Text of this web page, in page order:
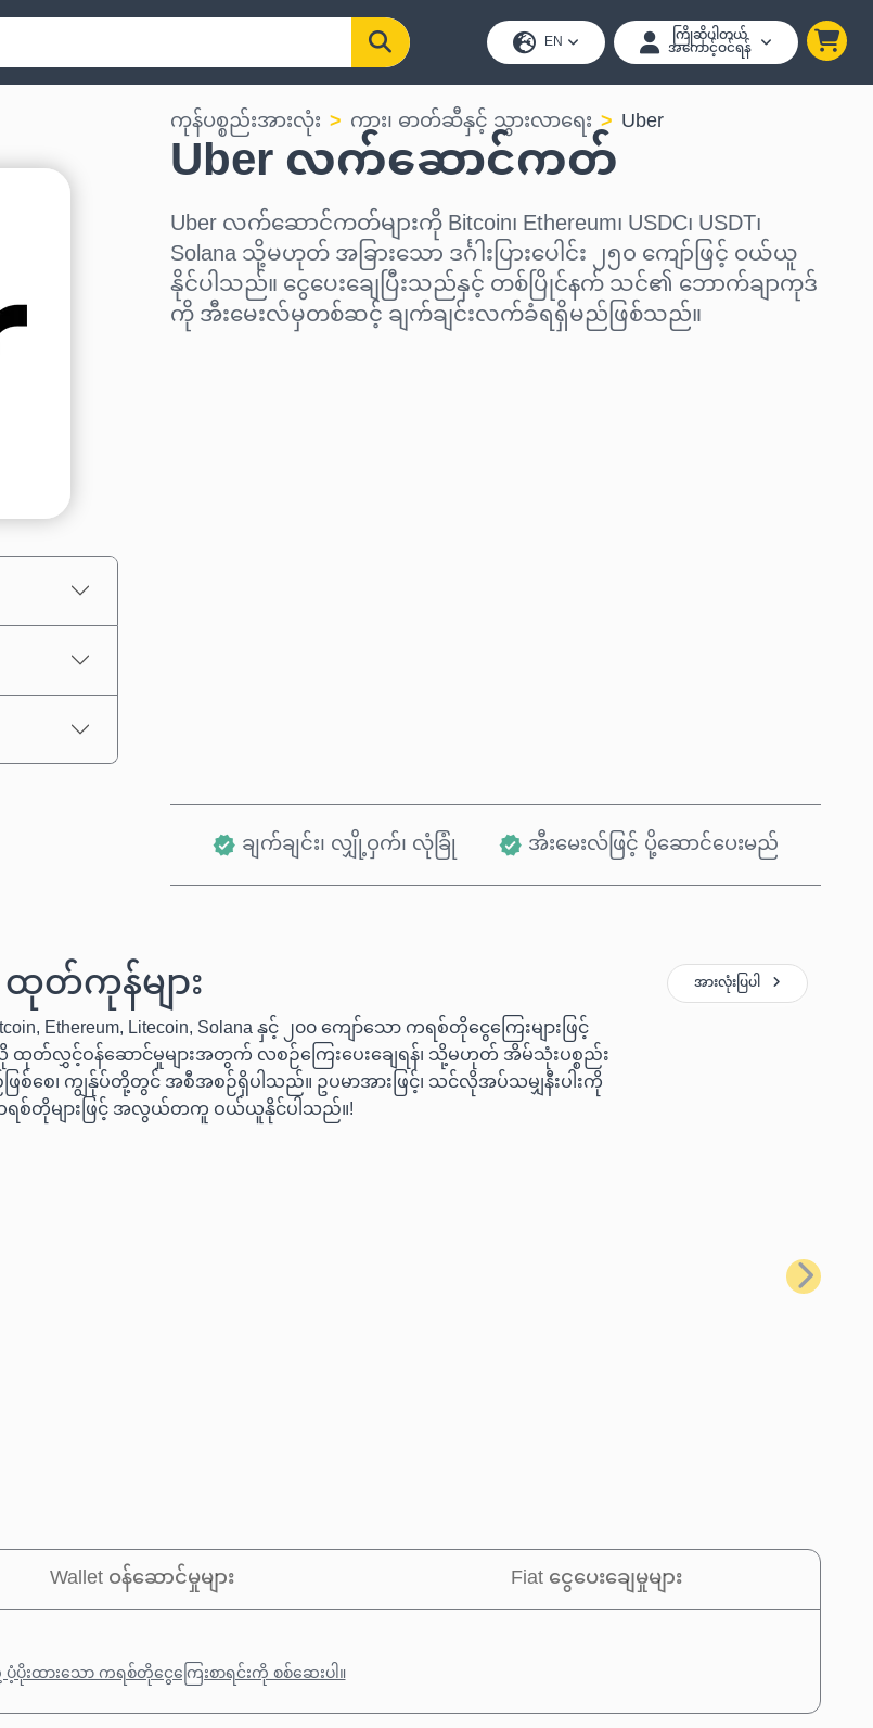
EN ကြိုဆိုပါတယ်
အကောင့်ဝင်ရန်
ကုန်ပစ္စည်းအားလုံး ကား၊ ဓာတ်ဆီနှင့် သွားလာရေး Uber
Uber လက်ဆောင်ကတ်
Uber လက်ဆောင်ကတ်များကို Bitcoin၊ Ethereum၊ USDC၊ USDT၊
Solana သို့မဟုတ် အခြားသော ဒင်္ဂါးပြားပေါင်း ၂၅၀ ကျော်ဖြင့် ဝယ်ယူ
နိုင်ပါသည်။ ငွေပေးချေပြီးသည်နှင့် တစ်ပြိုင်နက် သင်၏ ဘောက်ချာကုဒ်
ကို အီးမေးလ်မှတစ်ဆင့် ချက်ချင်းလက်ခံရရှိမည်ဖြစ်သည်။
ချက်ချင်း၊ လျှို့ဝှက်၊ လုံခြုံ အီးမေးလ်ဖြင့် ပို့ဆောင်ပေးမည်
တ်ကုန်များ
Litecoin, Solana နှင့် ၂၀၀ ကျော်သော ကရစ်တိုငွေကြေးများဖြင့်
ထုတ်လွှင့်ဝန်ဆောင်မှုများအတွက် လစဉ်ကြေးပေးချေရန်၊ သို့မဟုတ် အိမ်သုံးပစ္စည်း
စ်စေ၊ ကျွန်ုပ်တို့တွင် အစီအစဉ်ရှိပါသည်။ ဥပမာအားဖြင့်၊ သင်လိုအပ်သမျှနီးပါးကို
စ်တိုများဖြင့် အလွယ်တကူ ဝယ်ယူနိုင်ပါသည်။!
အားလုံးပြပါ
နောက်တစ်
Wallet ဝန်ဆောင်မှုများ Fiat ငွေပေးချေမှုများ
ပိုးထားသော ကရစ်တိုငွေကြေးစာရင်းကို စစ်ဆေးပါ။